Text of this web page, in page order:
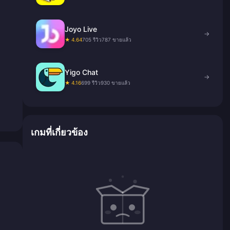
Joyo Live
★ 4.64705 รีวิว787 ขายแล้ว
→
Yigo Chat
★ 4.16699 รีวิว930 ขายแล้ว
→
เกมที่เกี่ยวข้อง